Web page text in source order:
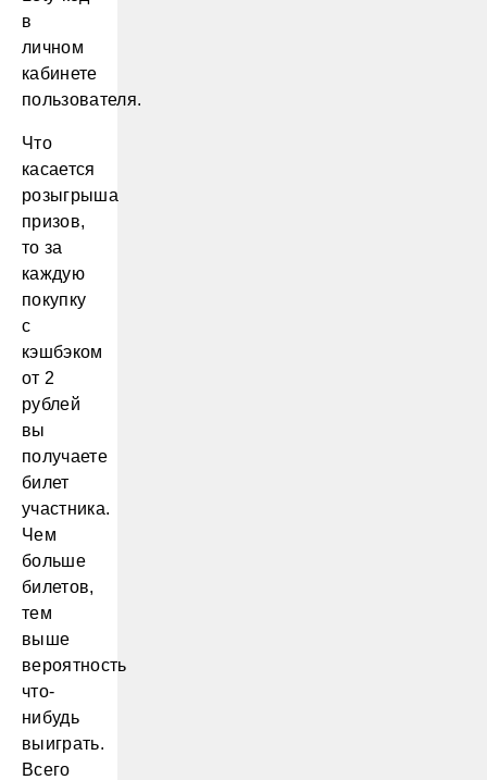
в
личном
кабинете
пользователя.
Что
касается
розыгрыша
призов,
то за
каждую
покупку
с
кэшбэком
от 2
рублей
вы
получаете
билет
участника.
Чем
больше
билетов,
тем
выше
вероятность
что-
нибудь
выиграть.
Всего